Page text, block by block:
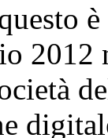
2012